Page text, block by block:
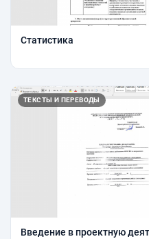
Статистика
ТЕКСТЫ И ПЕРЕВОДЫ
Введение в проектную